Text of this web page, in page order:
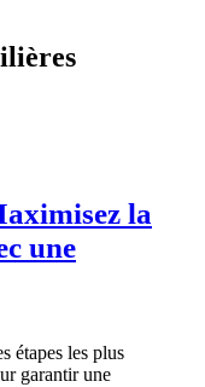
la
une
étapes les plus
garantir une